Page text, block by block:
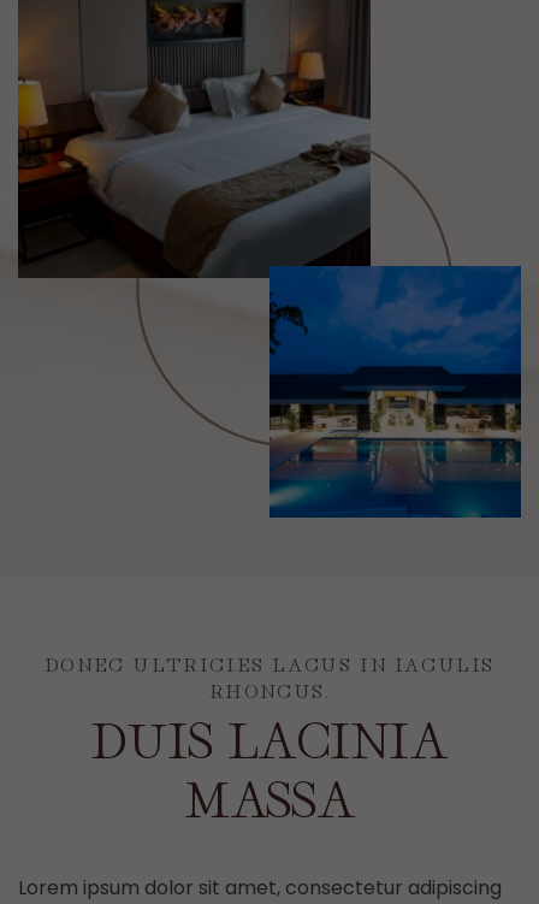
DONEC ULTRICIES LACUS IN IACULIS
RHONCUS.
DUIS LACINIA
MASSA
Lorem ipsum dolor sit amet, consectetur adipiscing